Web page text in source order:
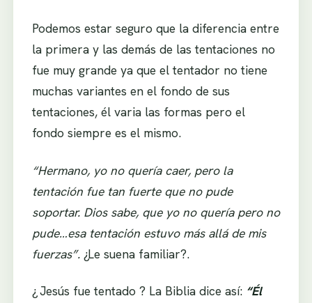
Podemos estar seguro que la diferencia entre
la primera y las demás de las tentaciones no
fue muy grande ya que el tentador no tiene
muchas variantes en el fondo de sus
tentaciones, él varia las formas pero el
fondo siempre es el mismo.
“Hermano, yo no quería caer, pero la
tentación fue tan fuerte que no pude
soportar. Dios sabe, que yo no quería pero no
pude…esa tentación estuvo más allá de mis
fuerzas”.¿Le suena familiar?.
¿ Jesús fue tentado ? La Biblia dice así: “Él